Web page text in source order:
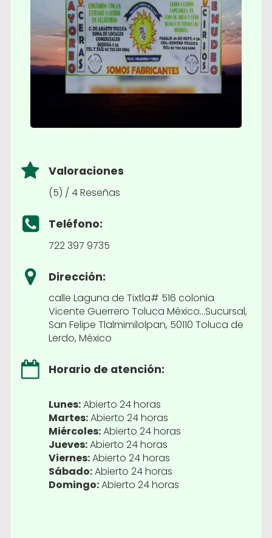
Valoraciones
(5) / 4 Reseñas
Teléfono:
722 397 9735
Dirección:
calle Laguna de Tixtla# 516 colonia
Vicente Guerrero Toluca México…Sucursal,
San Felipe Tlalmimilolpan, 50110 Toluca de
Lerdo, México
Horario de atención:
Lunes:Abierto 24 horas
Martes:Abierto 24 horas
Miércoles:Abierto 24 horas
Jueves:Abierto 24 horas
Viernes:Abierto 24 horas
Sábado:Abierto 24 horas
Domingo:Abierto 24 horas